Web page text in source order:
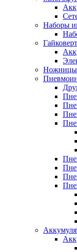
Наборы
Ножницы